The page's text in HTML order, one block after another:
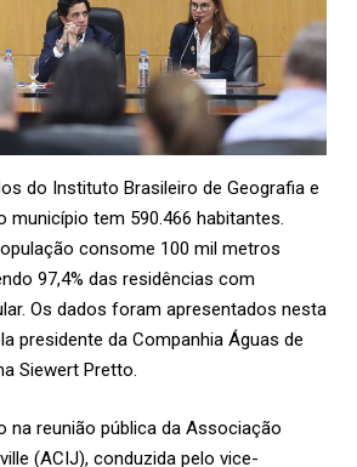
do Instituto Brasileiro de Geografia e
município tem 590.466 habitantes.
consome 100 mil metros
97,4% das residências com
Os dados foram apresentados nesta
presidente da Companhia Águas de
Siewert Pretto.
na reunião pública da Associação
(ACIJ), conduzida pelo vice-